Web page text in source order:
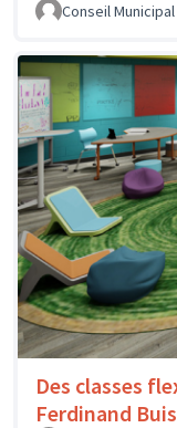
Conseil
Des classes
Ferdinand